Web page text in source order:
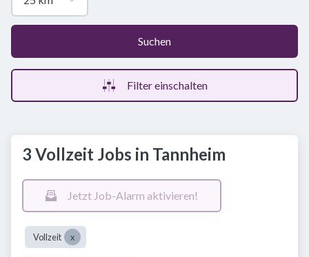
Suchen
Filter einschalten
3 Vollzeit Jobs in Tannheim
Jetzt Job-Alarm aktivieren!
Vollzeit